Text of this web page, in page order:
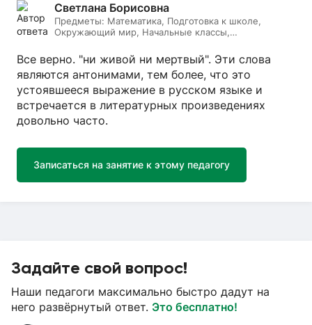
Светлана Борисовна
Предметы: Математика, Подготовка к школе,
Окружающий мир, Начальные классы,
Все верно. "ни живой ни мертвый". Эти слова
являются антонимами, тем более, что это
устоявшееся выражение в русском языке и
встречается в литературных произведениях
довольно часто.
Записаться на занятие к этому педагогу
Задайте свой вопрос!
Наши педагоги максимально быстро дадут на
него развёрнутый ответ. Это бесплатно!